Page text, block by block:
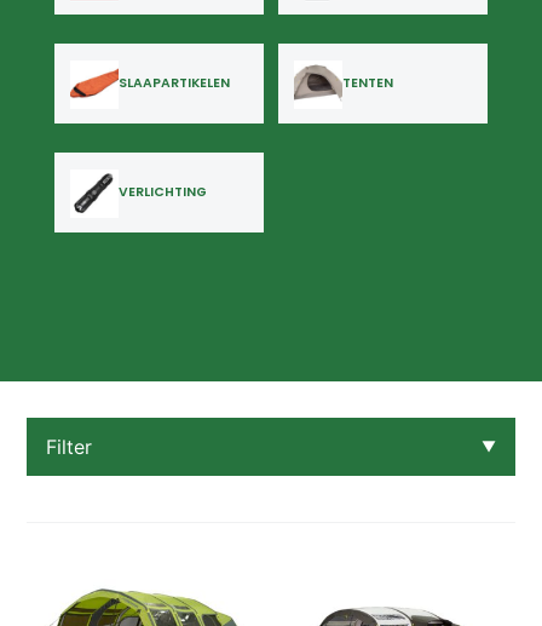
SLAAPARTIKELEN TENTEN
VERLICHTING
Filter ▼
OPRUIMING OP=OP!
Rugzakken